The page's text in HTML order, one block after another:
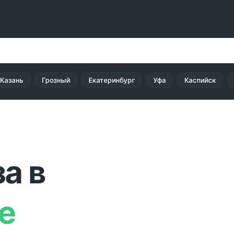
Казань Грозный Екатеринбург Уфа Каспийск
в